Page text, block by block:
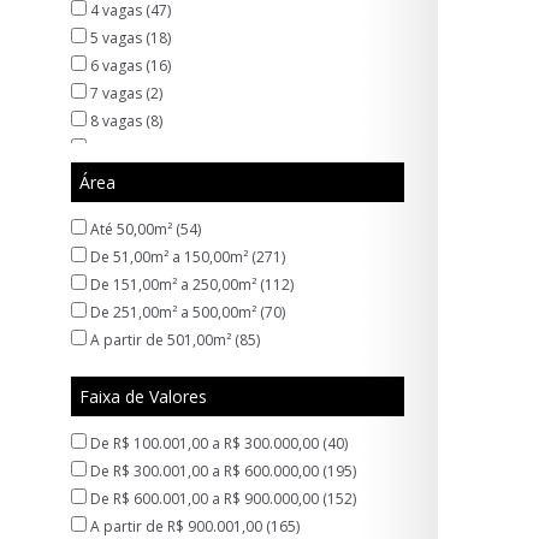
Gopoúva (9)
Guançã (1)
Guavirituva (1)
Imirim (2)
Indianópolis (1)
Itaguai (1)
Itaim Paulista (1)
Itapegica (1)
Jardim Adriana (1)
Jardim Aliança (2)
Jardim Alvorada (1)
Jardim América (1)
Jardim Anny (1)
Jardim Anália Franco (1)
Jardim Arujá (1)
Jardim Bandeirantes (1)
Jardim Barbosa (6)
Jardim Bebedouro (1)
Jardim Bela Vista (3)
4 vagas (47)
5 vagas (18)
6 vagas (16)
7 vagas (2)
8 vagas (8)
10 vagas (10)
13 vagas (1)
14 vagas (1)
15 vagas (1)
18 vagas (1)
20 vagas (4)
25 vagas (2)
30 vagas (2)
Área
Até 50,00m² (54)
De 51,00m² a 150,00m² (271)
De 151,00m² a 250,00m² (112)
De 251,00m² a 500,00m² (70)
A partir de 501,00m² (85)
Faixa de Valores
De R$ 100.001,00 a R$ 300.000,00 (40)
De R$ 300.001,00 a R$ 600.000,00 (195)
De R$ 600.001,00 a R$ 900.000,00 (152)
A partir de R$ 900.001,00 (165)